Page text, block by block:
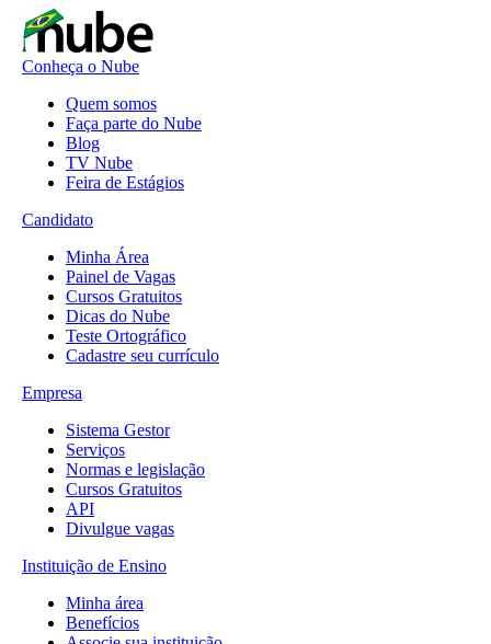
Conheça o Nube
Quem somos
Faça parte do Nube
Blog
TV Nube
Feira de Estágios
Candidato
Minha Área
Painel de Vagas
Cursos Gratuitos
Dicas do Nube
Teste Ortográfico
Cadastre seu currículo
Empresa
Sistema Gestor
Serviços
Normas e legislação
Cursos Gratuitos
API
Divulgue vagas
Instituição de Ensino
Minha área
Benefícios